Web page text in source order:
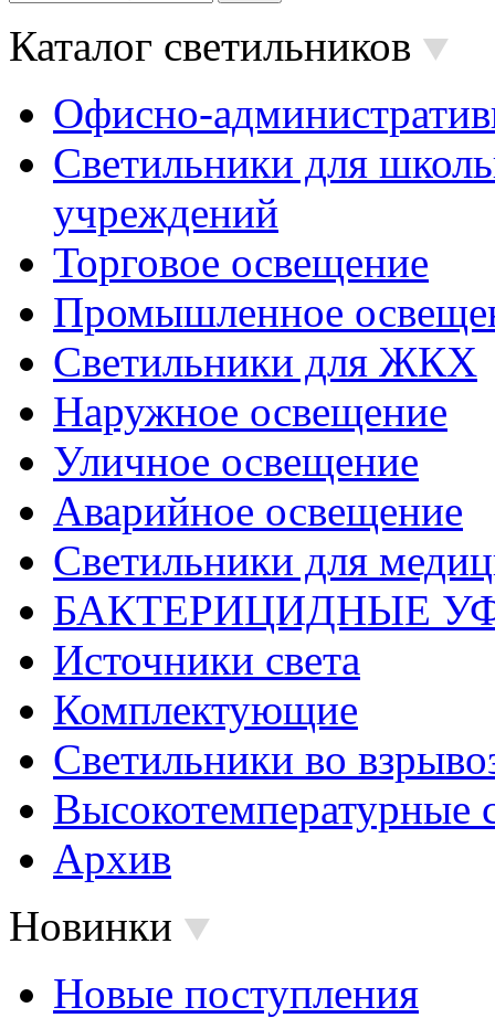
Каталог светильников
Офисно-
Светильники для
учреждений
Торговое освещение
Промышленное
Светильники для ЖКХ
Наружное освещение
Уличное освещение
Аварийное освещение
Светильники для
БАКТЕРИЦИДНЫЕ
Источники света
Комплектующие
Светильники во
Высокотемпературные
Архив
Новинки
Новые поступления